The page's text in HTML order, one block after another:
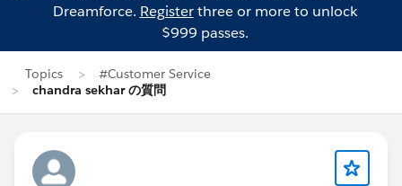
Dreamforce. Registerthree or more to unlock
$999 passes.
Topics
#Customer Service
chandra sekhar の質問